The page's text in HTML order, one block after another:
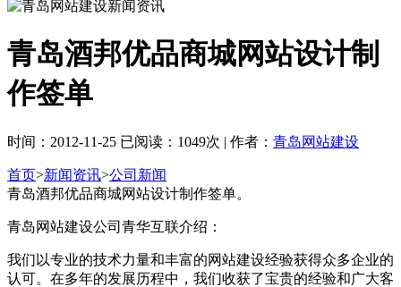
青岛酒邦优品商城网站设计制
作签单
时间：2012-11-25 已阅读：1049次 | 作者： 青岛网站建设
首页>新闻资讯>公司新闻
青岛酒邦优品商城网站设计制作签单。
青岛网站建设公司青华互联介绍：
我们以专业的技术力量和丰富的网站建设经验获得众多企业的
认可。在多年的发展历程中，我们收获了宝贵的经验和广大客